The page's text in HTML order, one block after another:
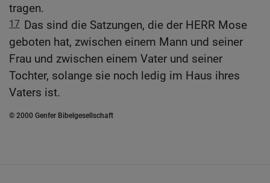
tragen.
17 Das sind die Satzungen, die der HERR Mose
geboten hat, zwischen einem Mann und seiner
Frau und zwischen einem Vater und seiner
Tochter, solange sie noch ledig im Haus ihres
Vaters ist.
© 2000 Genfer Bibelgesellschaft